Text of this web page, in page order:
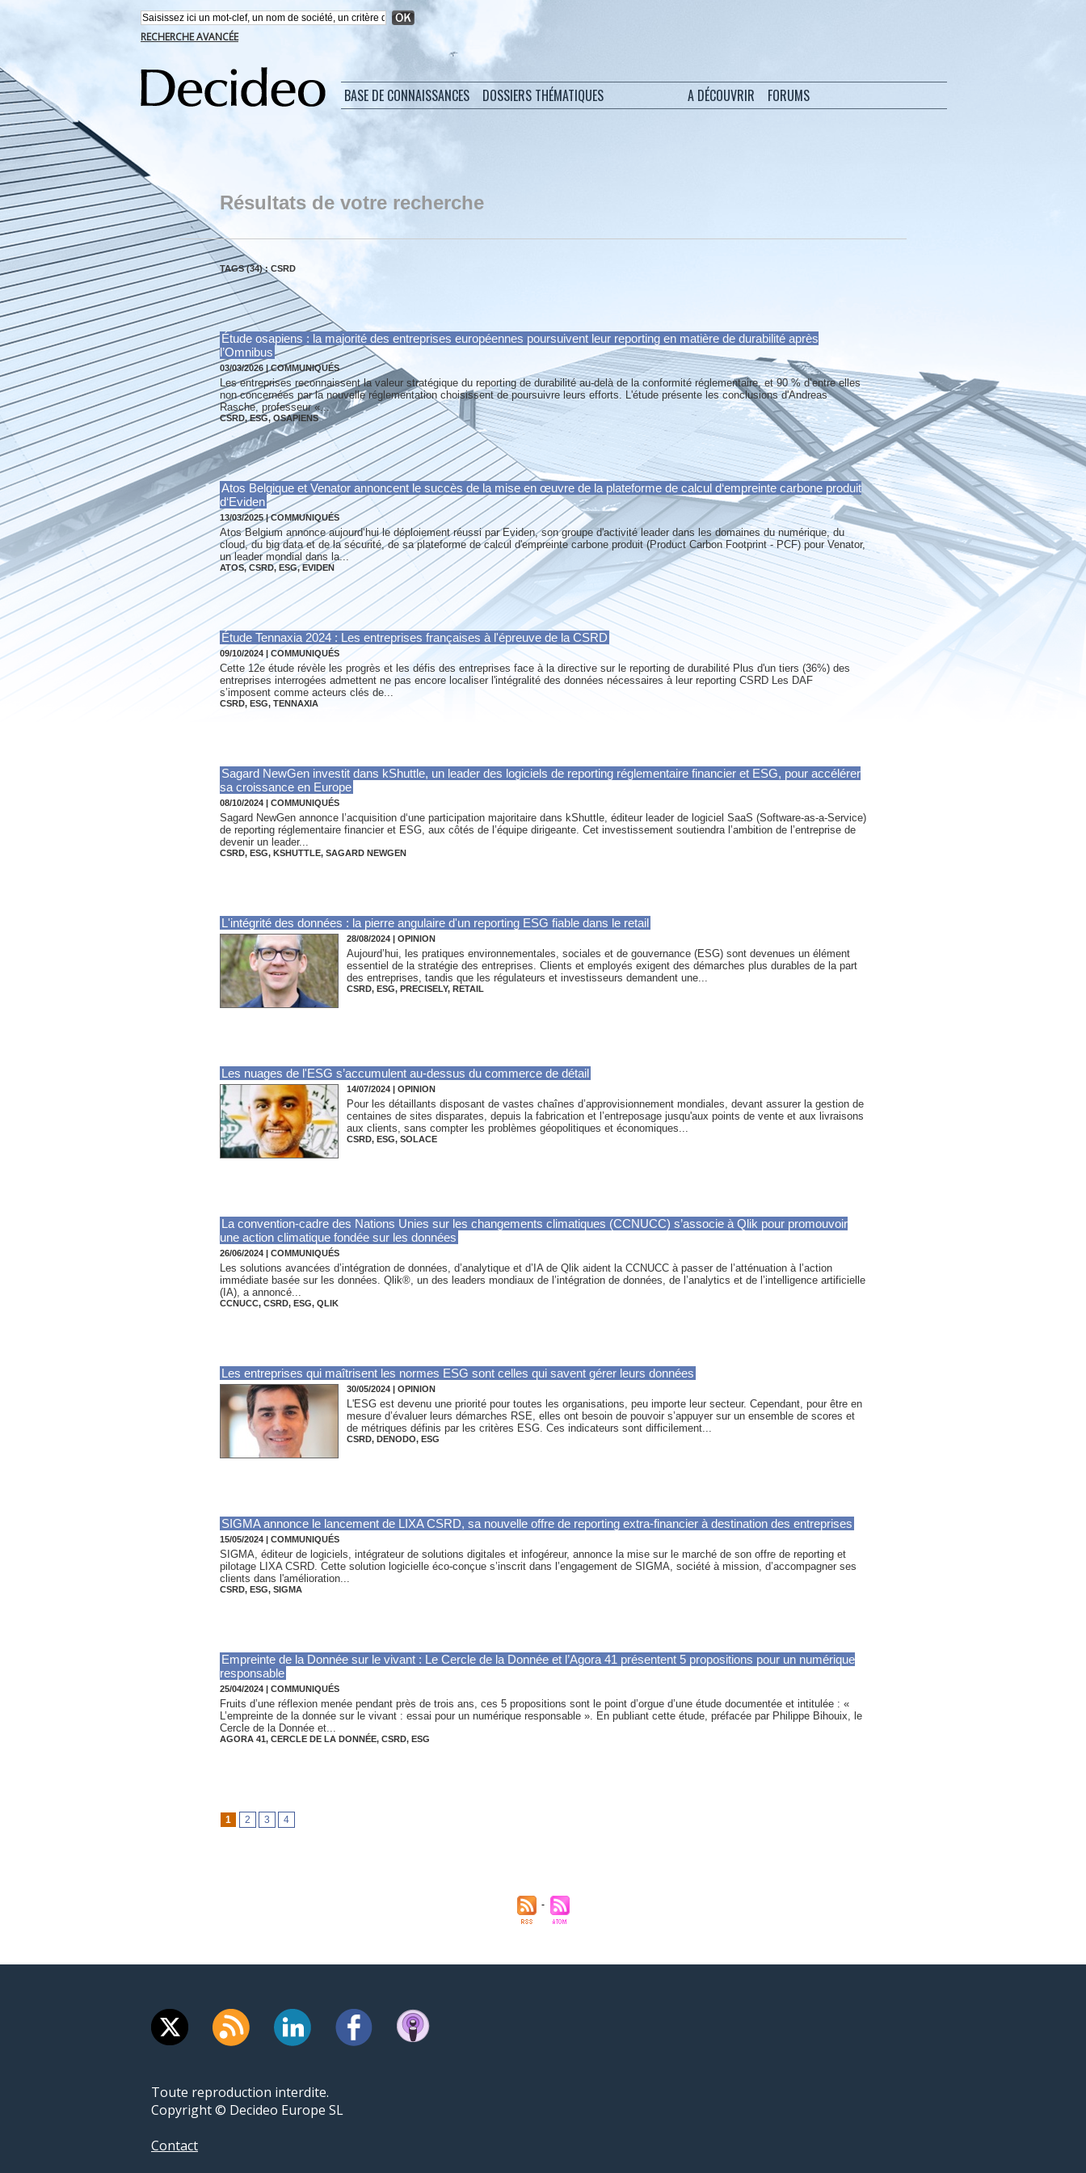
RECHERCHE AVANCÉE
BASE DE CONNAISSANCES DOSSIERS THÉMATIQUES A DÉCOUVRIR FORUMS
Résultats de votre recherche
TAGS (34) : CSRD
Étude osapiens : la majorité des entreprises européennes poursuivent leur reporting en matière de durabilité après
l’Omnibus
03/03/2026 |COMMUNIQUÉS
Les entreprises reconnaissent la valeur stratégique du reporting de durabilité au-delà de la conformité réglementaire, et 90 % d’entre elles
non concernées par la nouvelle réglementation choisissent de poursuivre leurs efforts. L'étude présente les conclusions d'Andreas
Rasche, professeur «...
CSRD,ESG, OSAPIENS
Atos Belgique et Venator annoncent le succès de la mise en œuvre de la plateforme de calcul d‘empreinte carbone produit
d‘Eviden
13/03/2025|COMMUNIQUÉS
Atos Belgium annonce aujourd‘hui le déploiement réussi par Eviden, son groupe d'activité leader dans les domaines du numérique, du
cloud, du big data et de la sécurité, de sa plateforme de calcul d'empreinte carbone produit (Product Carbon Footprint - PCF) pour Venator,
un leader mondial dans la...
ATOS, CSRD, ESG,EVIDEN
Étude Tennaxia 2024 : Les entreprises françaises à l'épreuve de la CSRD
09/10/2024 |COMMUNIQUÉS
Cette 12e étude révèle les progrès et les défis des entreprises face à la directive sur le reporting de durabilité Plus d'un tiers (36%) des
entreprises interrogées admettent ne pas encore localiser l'intégralité des données nécessaires à leur reporting CSRD Les DAF
s’imposent comme acteurs clés de...
CSRD, ESG, TENNAXIA
Sagard NewGen investit dans kShuttle, un leader des logiciels de reporting réglementaire financier et ESG, pour accélérer
sa croissance en Europe
08/10/2024 | COMMUNIQUÉS
Sagard NewGen annonce l’acquisition d‘une participation majoritaire dans kShuttle, éditeur leader de logiciel SaaS (Software-as-a-Service)
de reporting réglementaire financier et ESG, aux côtés de l’équipe dirigeante. Cet investissement soutiendra l’ambition de l’entreprise de
devenir un leader...
CSRD, ESG, KSHUTTLE, SAGARD NEWGEN
L'intégrité des données : la pierre angulaire d'un reporting ESG fiable dans le retail
28/08/2024 | OPINION
Aujourd’hui, les pratiques environnementales, sociales et de gouvernance (ESG) sont devenues un élément
essentiel de la stratégie des entreprises. Clients et employés exigent des démarches plus durables de la part
des entreprises, tandis que les régulateurs et investisseurs demandent une...
CSRD, ESG, PRECISELY, RETAIL
Les nuages de l'ESG s’accumulent au-dessus du commerce de détail
14/07/2024 | OPINION
Pour les détaillants disposant de vastes chaînes d’approvisionnement mondiales, devant assurer la gestion de
centaines de sites disparates, depuis la fabrication et l’entreposage jusqu'aux points de vente et aux livraisons
aux clients, sans compter les problèmes géopolitiques et économiques...
CSRD, ESG, SOLACE
La convention-cadre des Nations Unies sur les changements climatiques (CCNUCC) s’associe à Qlik pour promouvoir
une action climatique fondée sur les données
26/06/2024 | COMMUNIQUÉS
Les solutions avancées d’intégration de données, d’analytique et d’IA de Qlik aident la CCNUCC à passer de l’atténuation à l’action
immédiate basée sur les données. Qlik®, un des leaders mondiaux de l’intégration de données, de l’analytics et de l’intelligence artificielle
(IA), a annoncé...
CCNUCC, CSRD, ESG, QLIK
Les entreprises qui maîtrisent les normes ESG sont celles qui savent gérer leurs données
30/05/2024 | OPINION
L'ESG est devenu une priorité pour toutes les organisations, peu importe leur secteur. Cependant, pour être en
mesure d’évaluer leurs démarches RSE, elles ont besoin de pouvoir s’appuyer sur un ensemble de scores et
de métriques définis par les critères ESG. Ces indicateurs sont difficilement...
CSRD, DENODO, ESG
SIGMA annonce le lancement de LIXA CSRD, sa nouvelle offre de reporting extra-financier à destination des entreprises
15/05/2024 | COMMUNIQUÉS
SIGMA, éditeur de logiciels, intégrateur de solutions digitales et infogéreur, annonce la mise sur le marché de son offre de reporting et
pilotage LIXA CSRD. Cette solution logicielle éco-conçue s’inscrit dans l’engagement de SIGMA, société à mission, d’accompagner ses
clients dans l'amélioration...
CSRD, ESG, SIGMA
Empreinte de la Donnée sur le vivant : Le Cercle de la Donnée et l’Agora 41 présentent 5 propositions pour un numérique
responsable
25/04/2024 | COMMUNIQUÉS
Fruits d’une réflexion menée pendant près de trois ans, ces 5 propositions sont le point d’orgue d’une étude documentée et intitulée : «
L’empreinte de la donnée sur le vivant : essai pour un numérique responsable ». En publiant cette étude, préfacée par Philippe Bihouix, le
Cercle de la Donnée et...
AGORA 41, CERCLE DE LA DONNÉE, CSRD, ESG
1 2 3 4
Toute reproduction interdite.
Copyright © Decideo Europe SL
Contact